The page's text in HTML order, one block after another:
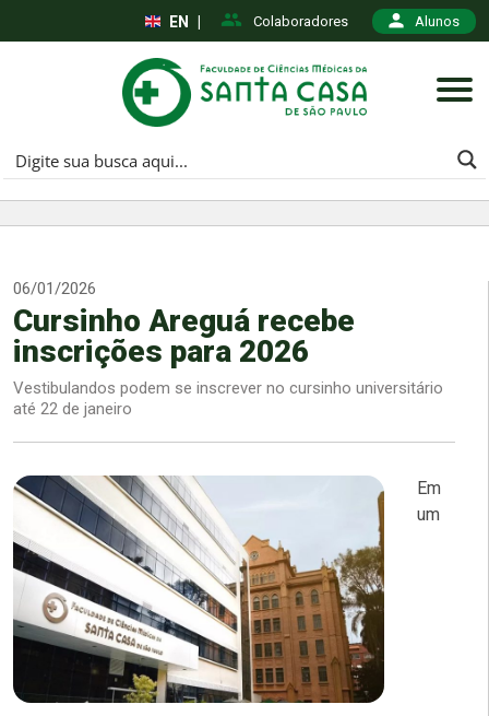
Colaboradores Alunos
EN
06/01/2026
Cursinho Areguá recebe
inscrições para 2026
Vestibulandos podem se inscrever no cursinho universitário
até 22 de janeiro
Em
um